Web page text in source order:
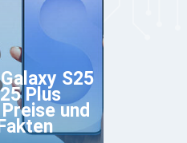
S25
Plus
und